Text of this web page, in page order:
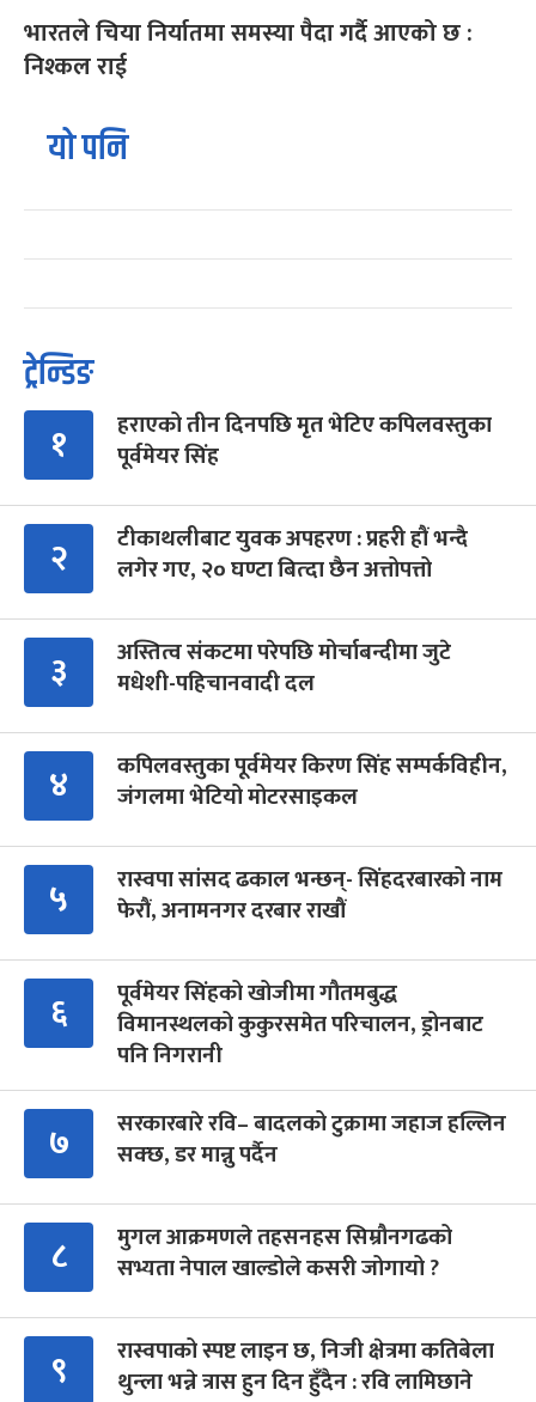
भारतले चिया निर्यातमा समस्या पैदा गर्दै आएको छ :
निश्कल राई
यो पनि
ट्रेन्डिङ
१
हराएको तीन दिनपछि मृत भेटिए कपिलवस्तुका
पूर्वमेयर सिंह
२
टीकाथलीबाट युवक अपहरण : प्रहरी हौं भन्दै
लगेर गए, २० घण्टा बित्दा छैन अत्तोपत्तो
३
अस्तित्व संकटमा परेपछि मोर्चाबन्दीमा जुटे
मधेशी-पहिचानवादी दल
४
कपिलवस्तुका पूर्वमेयर किरण सिंह सम्पर्कविहीन,
जंगलमा भेटियो मोटरसाइकल
५
रास्वपा सांसद ढकाल भन्छन्- सिंहदरबारको नाम
फेरौं, अनामनगर दरबार राखौं
६
पूर्वमेयर सिंहको खोजीमा गौतमबुद्ध
विमानस्थलको कुकुरसमेत परिचालन, ड्रोनबाट
पनि निगरानी
७
सरकारबारे रवि– बादलको टुक्रामा जहाज हल्लिन
सक्छ, डर मान्नु पर्दैन
८
मुगल आक्रमणले तहसनहस सिम्रौनगढको
सभ्यता नेपाल खाल्डोले कसरी जोगायो ?
९
रास्वपाको स्पष्ट लाइन छ, निजी क्षेत्रमा कतिबेला
थुन्ला भन्ने त्रास हुन दिन हुँदैन : रवि लामिछाने